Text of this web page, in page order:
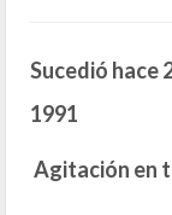
Sucedió hace
1991
Agitación en